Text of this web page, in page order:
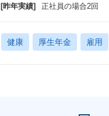
[昨年実績]
正社員の場合2回
健康 厚生年金 雇用